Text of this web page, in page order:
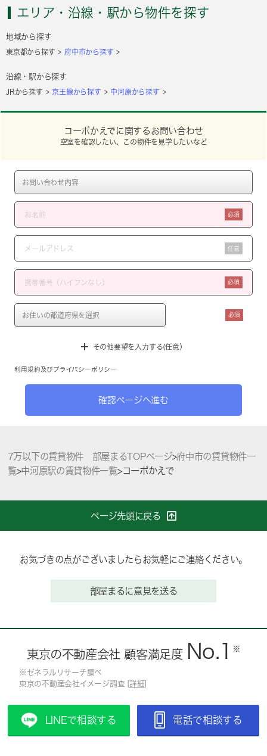
エリア・沿線・駅から物件を探す
地域から探す
東京都から探す 府中市から探す
沿線・駅から探す
JRから探す 京王線から探す 中河原から探す
コーポかえでに関するお問い合わせ
空室を確認したい、この物件を見学したいなど
必須
任意
必須
必須
その他要望を入力する(任意）
利用規約 及び プライバシーポリシー
確認ページへ進む
7万以下の賃貸物件 部屋まるTOPページ>府中市の賃貸物件一
覧>中河原駅の賃貸物件一覧>コーポかえで
ページ先頭に戻る
お気づきの点がございましたらお気軽にご連絡ください。
部屋まるに意見を送る
東京の不動産会社 顧客満足度 No.1 ※
※ゼネラルリサーチ調べ
東京の不動産会社イメージ調査 [ 詳細
LINEで相談する 電話で相談する